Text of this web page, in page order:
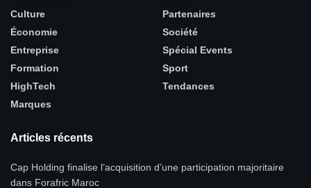
Culture
Économie
Entreprise
Formation
HighTech
Marques
Partenaires
Société
Spécial Events
Sport
Tendances
Articles récents
Cap Holding finalise l’acquisition d’une participation majoritaire
dans Forafric Maroc